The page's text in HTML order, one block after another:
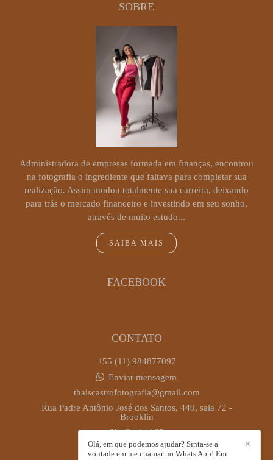
SOBRE
Administradora de empresas formada em finanças, encontrou
na fotografia o ingrediente que faltava para completar sua
realização. Assim mudou totalmente sua carreira, deixando
para trás o mercado financeiro e investindo em seu sonho,
através de muito estudo...
SAIBA MAIS
FACEBOOK
CONTATO
+55 (11) 984877097
Enviar mensagem
thaiscastrofotografia@gmail.com
Rua Padre Antônio José dos Santos, 449, sala 72 -
Brooklin
São Paulo / SP
✕
Olá, em que podemos ajudar? Sinta-se a
vontade em me chamar no Whats App! Em